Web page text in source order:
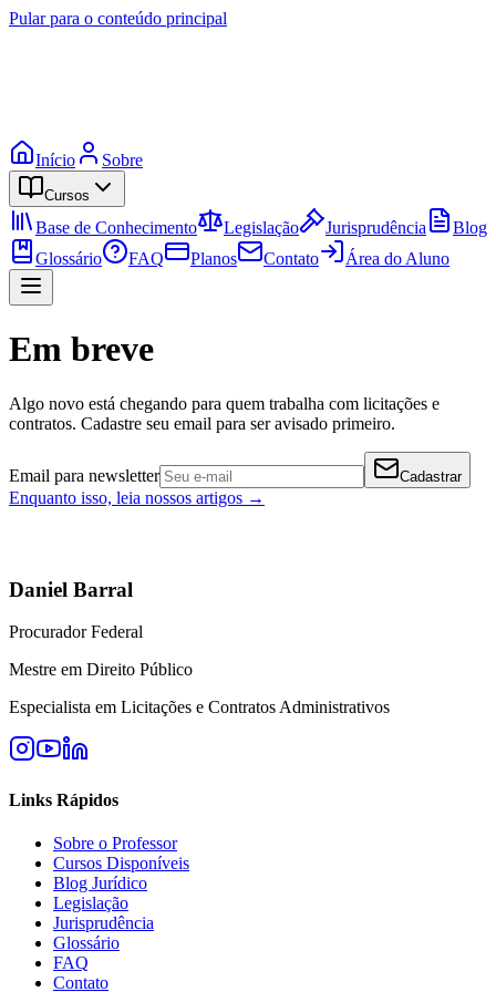
Pular para o conteúdo principal
Início Sobre
Cursos
Base de Conhecimento Legislação Jurisprudência
Blog
Glossário
FAQ Planos Contato Área do Aluno
Em breve
Algo novo está chegando para quem trabalha com licitações e
contratos. Cadastre seu email para ser avisado primeiro.
Email para newsletter Cadastrar
Enquanto isso, leia nossos artigos →
Daniel Barral
Procurador Federal
Mestre em Direito Público
Especialista em Licitações e Contratos Administrativos
Links Rápidos
Sobre o Professor
Cursos Disponíveis
Blog Jurídico
Legislação
Jurisprudência
Glossário
FAQ
Contato